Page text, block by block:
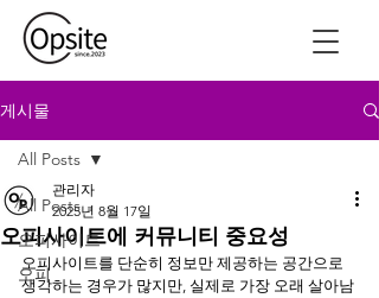
게시물
All Posts
오피사이트
오피
All Posts
오피사이트에 커뮤니티 중요성
관리자
2025년 8월 17일
오피사이트를 단순히 정보만 제공하는 공간으로
생각하는 경우가 많지만, 실제로 가장 오래 살아남